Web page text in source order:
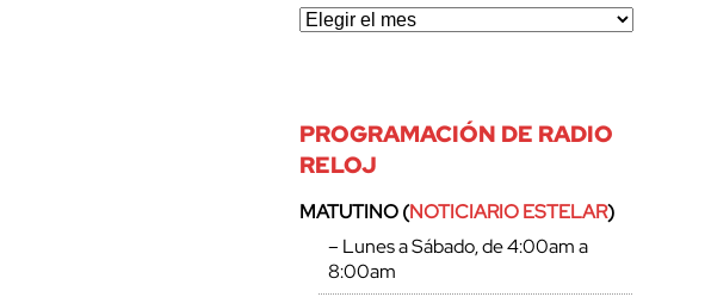
PROGRAMACIÓN DE RADIO
RELOJ
MATUTINO (NOTICIARIO ESTELAR)
– Lunes a Sábado, de 4:00am a
8:00am